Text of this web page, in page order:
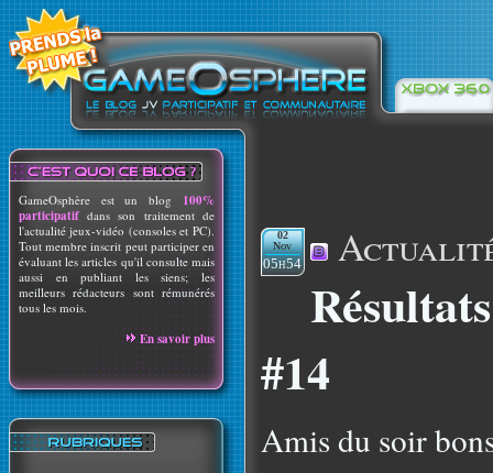
GameOsphère est un blog 100%
participatif dans son traitement de
l'actualité jeux-vidéo (consoles et PC).
Tout membre inscrit peut participer en
évaluant les articles qu'il consulte mais
aussi en publiant les siens; les
meilleurs rédacteurs sont rémunérés
tous les mois.
En savoir plus
02
Nov
05h54
#14
Amis du soir